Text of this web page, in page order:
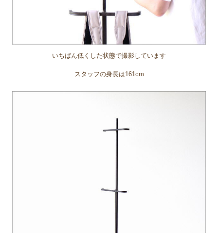
いちばん低くした状態で撮影しています
スタッフの身長は161cm